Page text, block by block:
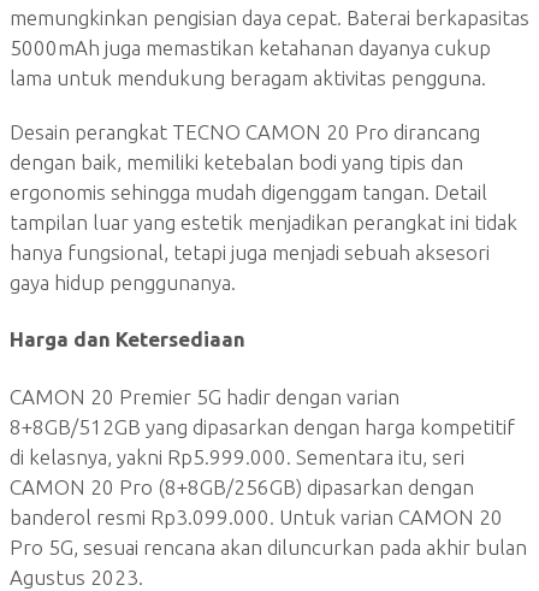
memungkinkan pengisian daya cepat. Baterai berkapasitas
5000mAh juga memastikan ketahanan dayanya cukup
lama untuk mendukung beragam aktivitas pengguna.
Desain perangkat TECNO CAMON 20 Pro dirancang
dengan baik, memiliki ketebalan bodi yang tipis dan
ergonomis sehingga mudah digenggam tangan. Detail
tampilan luar yang estetik menjadikan perangkat ini tidak
hanya fungsional, tetapi juga menjadi sebuah aksesori
gaya hidup penggunanya.
Harga dan Ketersediaan
CAMON 20 Premier 5G hadir dengan varian
8+8GB/512GB yang dipasarkan dengan harga kompetitif
di kelasnya, yakni Rp5.999.000. Sementara itu, seri
CAMON 20 Pro (8+8GB/256GB) dipasarkan dengan
banderol resmi Rp3.099.000. Untuk varian CAMON 20
Pro 5G, sesuai rencana akan diluncurkan pada akhir bulan
Agustus 2023.